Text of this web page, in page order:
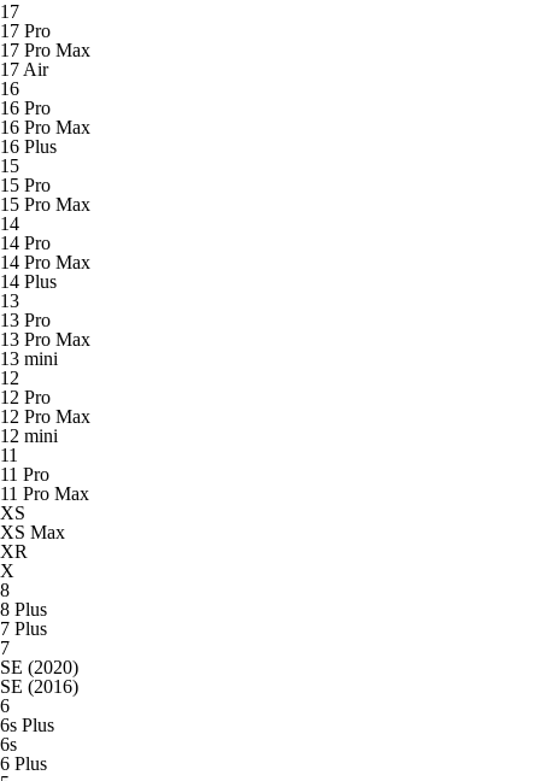
17
17 Pro
17 Pro Max
17 Air
16
16 Pro
16 Pro Max
16 Plus
15
15 Pro
15 Pro Max
14
14 Pro
14 Pro Max
14 Plus
13
13 Pro
13 Pro Max
13 mini
12
12 Pro
12 Pro Max
12 mini
11
11 Pro
11 Pro Max
XS
XS Max
XR
X
8
8 Plus
7 Plus
7
SE (2020)
SE (2016)
6
6s Plus
6s
6 Plus